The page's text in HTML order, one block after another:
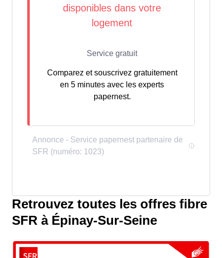
Comparez et souscrivez gratuitement
en 5 minutes avec les experts
papernest.
Retrouvez toutes les offres fibre
SFR à Épinay-Sur-Seine